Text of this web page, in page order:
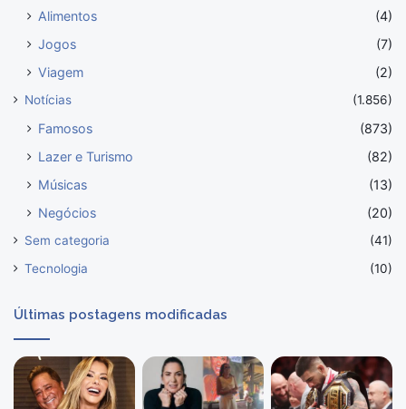
Alimentos
(4)
Jogos
(7)
Viagem
(2)
Notícias (1.856)
Famosos
(873)
Lazer e Turismo
(82)
Músicas
(13)
Negócios
(20)
Sem categoria
(41)
Tecnologia
(10)
Últimas postagens modificadas